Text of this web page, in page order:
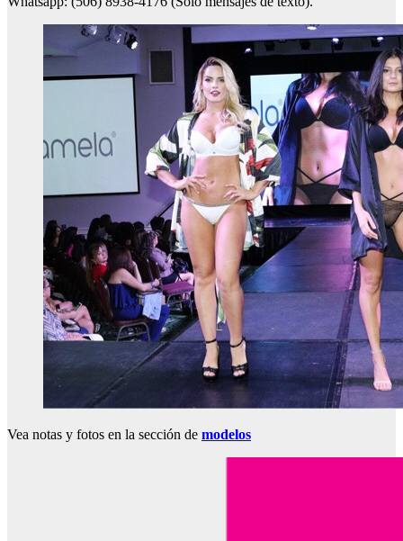
Vea notas y fotos en la sección de modelos